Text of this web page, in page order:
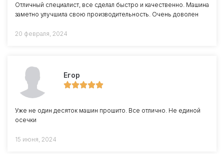
Отличный специалист, все сделал быстро и качественно. Машина
заметно улучшила свою производительность. Очень доволен
20 февраля, 2024
Егор
Уже не один десяток машин прошито. Все отлично. Не единой
осечки
15 июня, 2024